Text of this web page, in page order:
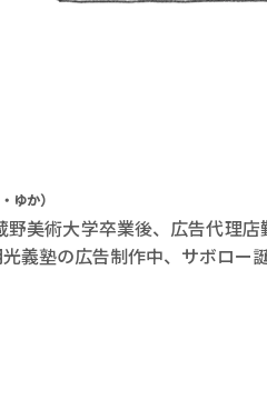
ゆか）
野美術大学卒業後、広告代理
義塾の広告制作中、サボロー誕